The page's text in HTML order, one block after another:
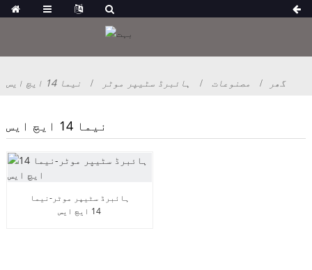
گھر مصنوعات ہائبرڈ سٹیپر موٹر نیما 14 ایچ ایس
نیما 14 ایچ ایس
ہائبرڈ سٹیپر موٹر-نیما
14 ایچ ایس